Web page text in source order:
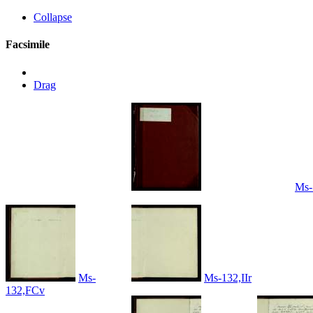
Collapse
Facsimile
Drag
Ms-
132,FCv
Ms-132,IIr